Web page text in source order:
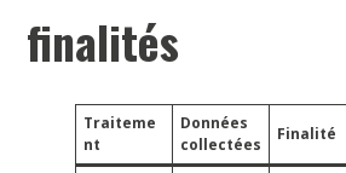
finalités
Traiteme
nt
Données
collectées
Finalité